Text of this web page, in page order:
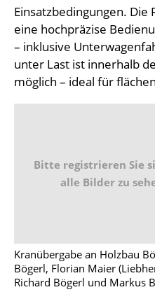
Einsatzbedingungen.
eine hochpräzise
– inklusive
unter Last ist innerhalb
möglich – ideal für
Bitte registrieren Sie
alle Bilder zu
Kranübergabe an Holzbau
Bögerl, Florian Maier
Richard Bögerl und Markus